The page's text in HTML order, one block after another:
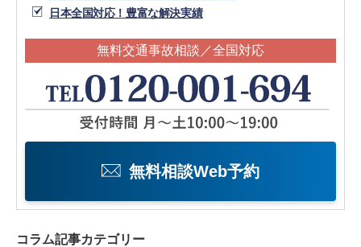
日本全国対応！豊富な解決実績
無料交通事故相談／全国対応
無料相談Web予約
コラム記事カテゴリー